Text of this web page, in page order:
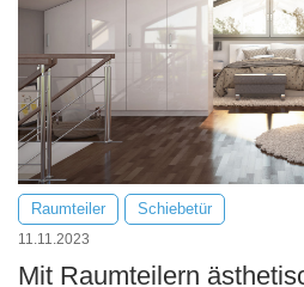
Raumteiler Schiebetür
11.11.2023
Mit Raumteilern